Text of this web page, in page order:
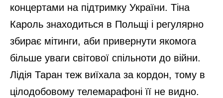
концертами на підтримку України. Тіна
Кароль знаходиться в Польщі і регулярно
збирає мітинги, аби привернути якомога
більше уваги світової спільноти до війни.
Лідія Таран теж виїхала за кордон, тому в
цілодобовому телемарафоні її не видно.